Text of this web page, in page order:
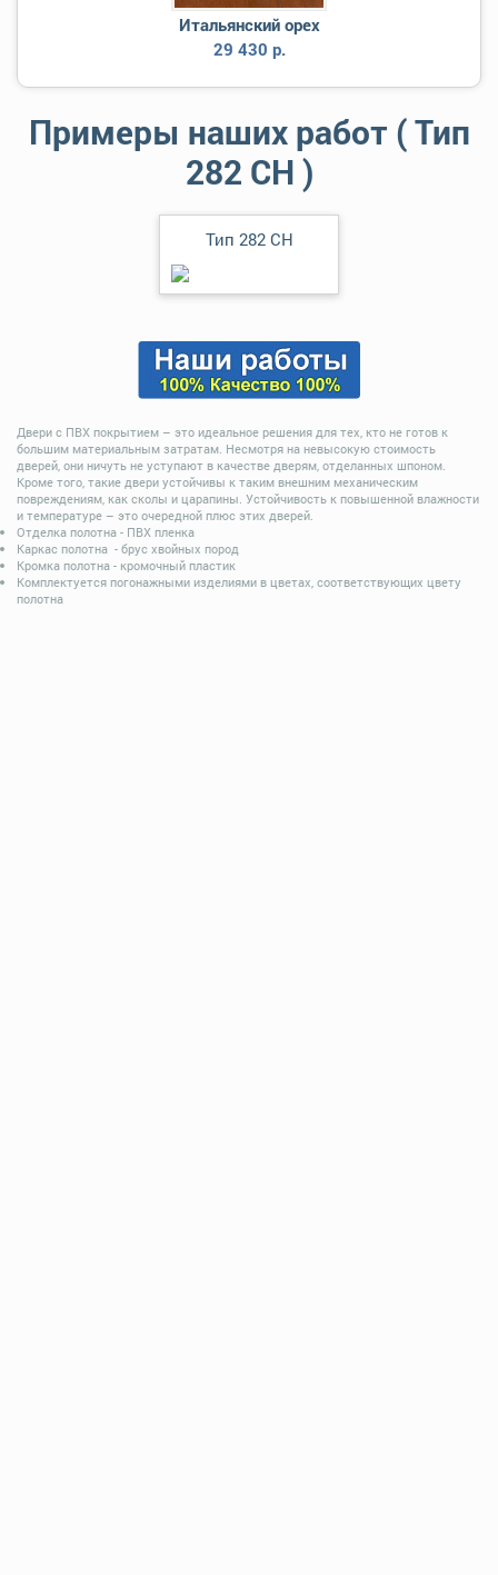
Итальянский орех
29 430 р.
Примеры наших работ ( Тип
282 СН )
Тип 282 СН
Двери с ПВХ покрытием – это идеальное решения для тех, кто не готов к
большим материальным затратам. Несмотря на невысокую стоимость
дверей, они ничуть не уступают в качестве дверям, отделанных шпоном.
Кроме того, такие двери устойчивы к таким внешним механическим
повреждениям, как сколы и царапины. Устойчивость к повышенной влажности
и температуре – это очередной плюс этих дверей.
Отделка полотна - ПВХ пленка
Каркас полотна - брус хвойных пород
Кромка полотна - кромочный пластик
Комплектуется погонажными изделиями в цветах, соответствующих цвету
полотна